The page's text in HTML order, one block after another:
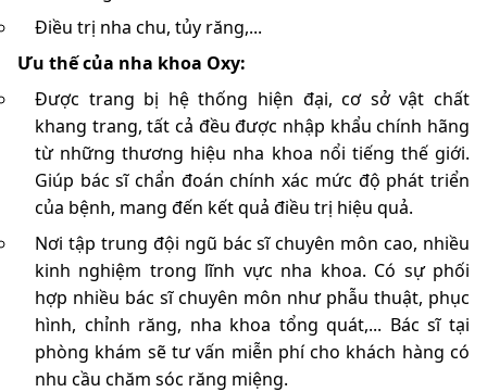
Điều trị nha chu, tủy răng,...
Ưu thế của nha khoa Oxy:
Được trang bị hệ thống hiện đại, cơ sở vật chất
khang trang, tất cả đều được nhập khẩu chính hãng
từ những thương hiệu nha khoa nổi tiếng thế giới.
Giúp bác sĩ chẩn đoán chính xác mức độ phát triển
của bệnh, mang đến kết quả điều trị hiệu quả.
Nơi tập trung đội ngũ bác sĩ chuyên môn cao, nhiều
kinh nghiệm trong lĩnh vực nha khoa. Có sự phối
hợp nhiều bác sĩ chuyên môn như phẫu thuật, phục
hình, chỉnh răng, nha khoa tổng quát,... Bác sĩ tại
phòng khám sẽ tư vấn miễn phí cho khách hàng có
nhu cầu chăm sóc răng miệng.